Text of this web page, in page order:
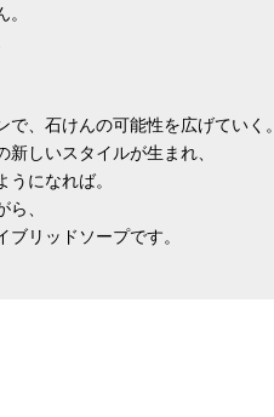
で、石けんの可能性を広げていく。
しいスタイルが生まれ、
になれば。
、
リッドソープです。